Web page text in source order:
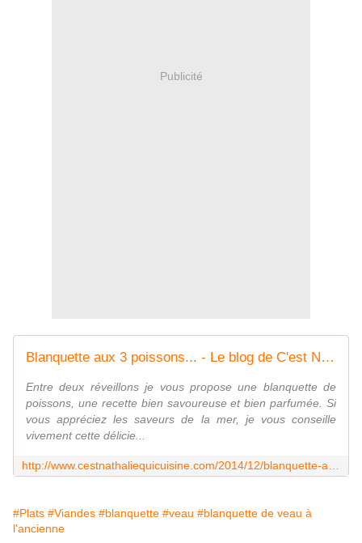
Publicité
Blanquette aux 3 poissons... - Le blog de C'est Nathalie qui cuisine
Entre deux réveillons je vous propose une blanquette de
poissons, une recette bien savoureuse et bien parfumée. Si
vous appréciez les saveurs de la mer, je vous conseille
vivement cette délicie...
#Plats #Viandes #blanquette #veau #blanquette de veau à
l'ancienne